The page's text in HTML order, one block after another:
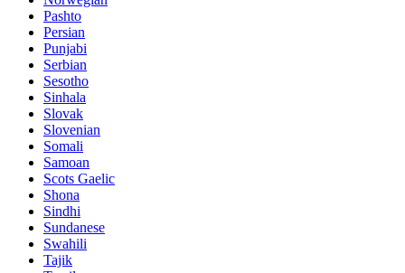
Pashto
Persian
Punjabi
Serbian
Sesotho
Sinhala
Slovak
Slovenian
Somali
Samoan
Scots Gaelic
Shona
Sindhi
Sundanese
Swahili
Tajik